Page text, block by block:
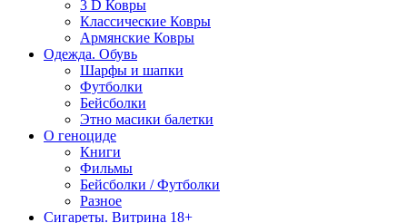
3 D Ковры
Классические Ковры
Армянские Ковры
Одежда. Обувь
Шарфы и шапки
Футболки
Бейсболки
Этно масики балетки
О геноциде
Книги
Фильмы
Бейсболки / Футболки
Разное
Сигареты. Витрина 18+